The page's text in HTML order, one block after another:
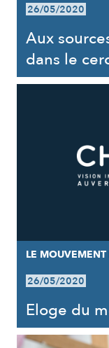
26/05/2020
Aux
dans le
LE MOUVEMENT
26/05/2020
Eloge du